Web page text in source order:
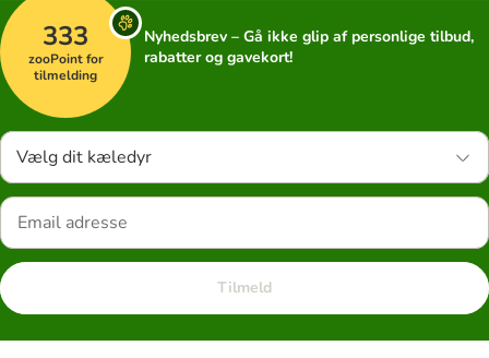
333
zooPoint for
tilmelding
Nyhedsbrev – Gå ikke glip af personlige tilbud,
rabatter og gavekort!
Vælg dit kæledyr
Tilmeld